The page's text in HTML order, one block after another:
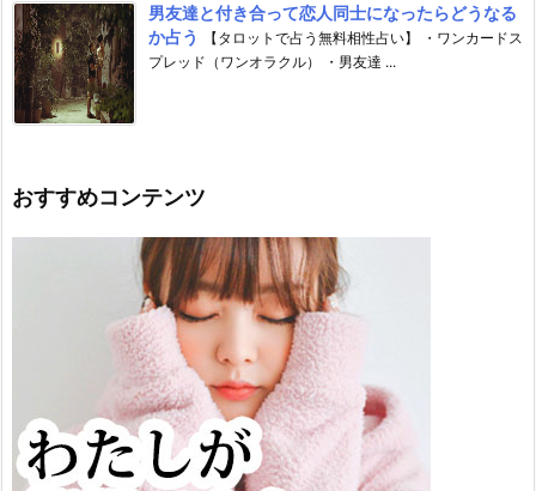
男友達と付き合って恋人同士になったらどうなる
か占う
【タロットで占う無料相性占い】 ・ワンカードス
プレッド（ワンオラクル） ・男友達 ...
おすすめコンテンツ